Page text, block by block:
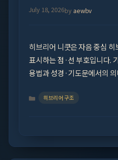
July 18, 2026by aewbv
히브리어 니쿳은 자음 중심
표시하는 점·선 부호입니다.
용법과 성경·기도문에서의
Categories히브리어 구조